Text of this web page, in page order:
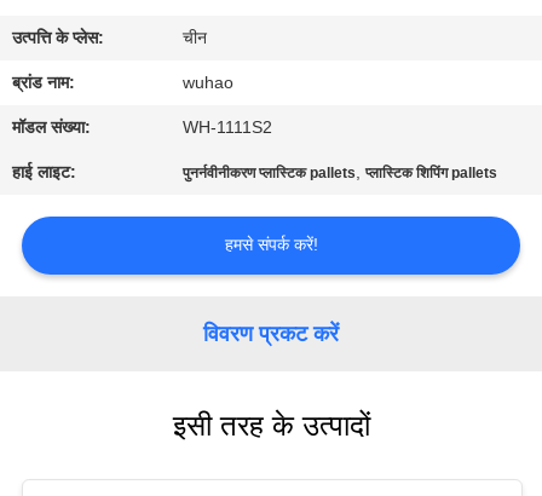
की
विनती
करे
साइटमैप
PRIVACY
उत्पत्ति के प्लेस: चीन
ब्रांड नाम: wuhao
मॉडल संख्या: WH-1111S2
हाई लाइट: पुनर्नवीनीकरण प्लास्टिक pallets,प्लास्टिक शिपिंग pallets
हमसे संपर्क करें!
विवरण प्रकट करें
इसी तरह के उत्पादों